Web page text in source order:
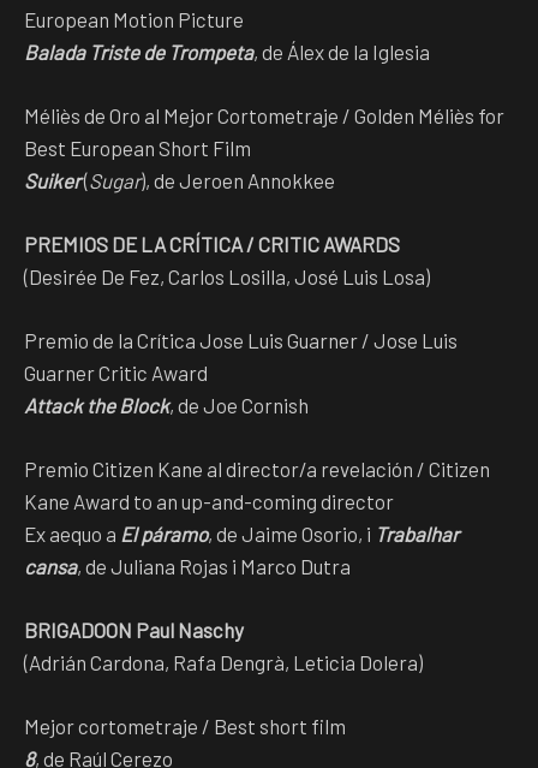
European Motion Picture
Balada Triste de Trompeta, de Álex de la Iglesia
Méliès de Oro al Mejor Cortometraje / Golden Méliès for
Best European Short Film
Suiker(Sugar), de Jeroen Annokkee
PREMIOS DE LA CRÍTICA / CRITIC AWARDS
(Desirée De Fez, Carlos Losilla, José Luis Losa)
Premio de la Crítica Jose Luis Guarner / Jose Luis
Guarner Critic Award
Attack the Block, de Joe Cornish
Premio Citizen Kane al director/a revelación / Citizen
Kane Award to an up-and-coming director
Ex aequo a El páramo, de Jaime Osorio, i Trabalhar
cansa, de Juliana Rojas i Marco Dutra
BRIGADOON Paul Naschy
(Adrián Cardona, Rafa Dengrà, Leticia Dolera)
Mejor cortometraje / Best short film
8, de Raúl Cerezo